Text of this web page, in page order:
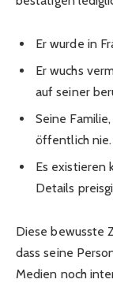
Er wurde in
Er wuchs
auf seiner
Seine
öffentlich nie.
Es existieren
Details
Diese bewusste
dass seine
Medien noch